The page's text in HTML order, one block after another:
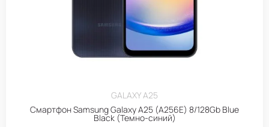
GALAXY A25
Смартфон Samsung Galaxy A25 (A256E) 8/128Gb Blue
Black (Темно-синий)